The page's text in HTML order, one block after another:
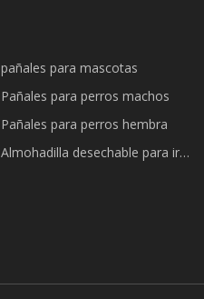
pañales para mascotas
Pañales para perros machos
Pañales para perros hembra
Almohadilla desechable para ir